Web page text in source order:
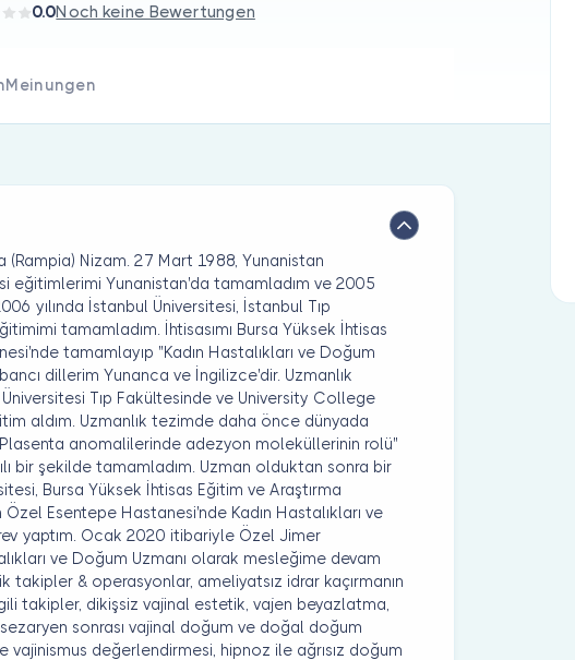
0.0Noch keine Bewertungen
Meinungen
(Rampia) Nizam. 27 Mart 1988, Yunanistan
eğitimlerimi Yunanistan'da tamamladım ve 2005
yılında İstanbul Üniversitesi, İstanbul Tıp
tamamladım. İhtisasımı Bursa Yüksek İhtisas
tamamlayıp "Kadın Hastalıkları ve Doğum
dillerim Yunanca ve İngilizce'dir. Uzmanlık
Üniversitesi Tıp Fakültesinde ve University College
aldım. Uzmanlık tezimde daha önce dünyada
"Plasenta anomalilerinde adezyon moleküllerinin rolü"
bir şekilde tamamladım. Uzman olduktan sonra bir
Bursa Yüksek İhtisas Eğitim ve Araştırma
Özel Esentepe Hastanesi'nde Kadın Hastalıkları ve
yaptım. Ocak 2020 itibariyle Özel Jimer
ve Doğum Uzmanı olarak mesleğime devam
takipler & operasyonlar, ameliyatsız idrar kaçırmanın
takipler, dikişsiz vajinal estetik, vajen beyazlatma,
sonrası vajinal doğum ve doğal doğum
vajinismus değerlendirmesi, hipnoz ile ağrısız doğum